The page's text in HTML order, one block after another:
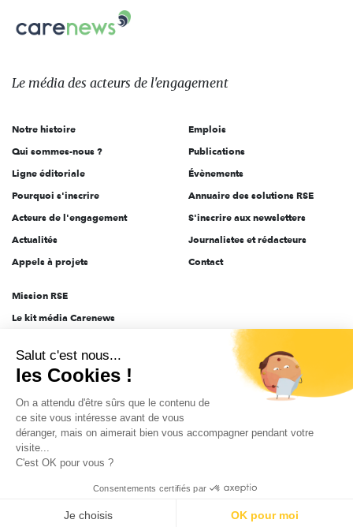
sur:
Carenews,
Le
des
l'engagement
Le média des acteurs de l'engagement
Notre histoire
Qui sommes-nous ?
Ligne éditoriale
Pourquoi s'inscrire
Acteurs de l'engagement
Actualités
Appels à projets
Emplois
Publications
Évènements
Annuaire des solutions RSE
S'inscrire aux newsletters
Journalistes et rédacteurs
Contact
Mission RSE
Le kit média Carenews
AEF info
Novethic
PRODURABLE
Inclusiv Day
Données personnelles Mentions légales 2025-2026 Tout droits réservés
Salut c'est nous...
les Cookies !
On a attendu d'être sûrs que le contenu de
ce site vous intéresse avant de vous
déranger, mais on aimerait bien vous accompagner pendant votre
visite...
C'est OK pour vous ?
Consentements certifiés par
Je choisis OK pour moi